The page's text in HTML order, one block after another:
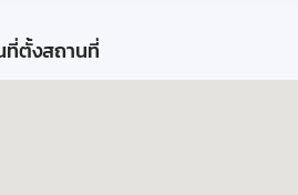
ตั้งสถานที่